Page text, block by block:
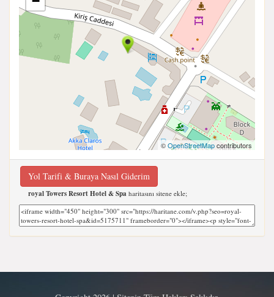
©OpenStreetMapcontributors
Yol Tarifi & Buraya Nasıl Giderim
royal Towers Resort Hotel & Spa haritasını sitene ekle;